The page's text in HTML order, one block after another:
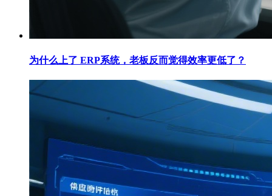
为什么上了 ERP系统，老板反而觉得效率更低了？